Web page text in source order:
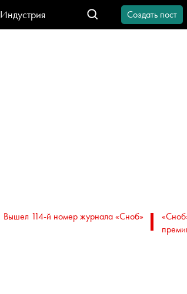
Индустрия
Создать пост
Вышел 114-й номер журнала «Сноб»